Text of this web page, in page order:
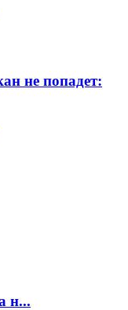
не попадет:
н...